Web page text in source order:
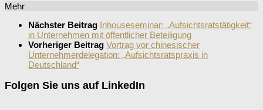
Mehr
Nächster Beitrag Inhouseseminar: „Aufsichtsratstätigkeit“
in Unternehmen mit öffentlicher Beteiligung
Vorheriger Beitrag Vortrag vor chinesischer
Unternehmerdelegation: „Aufsichtsratspraxis in
Deutschland“
Folgen Sie uns auf LinkedIn